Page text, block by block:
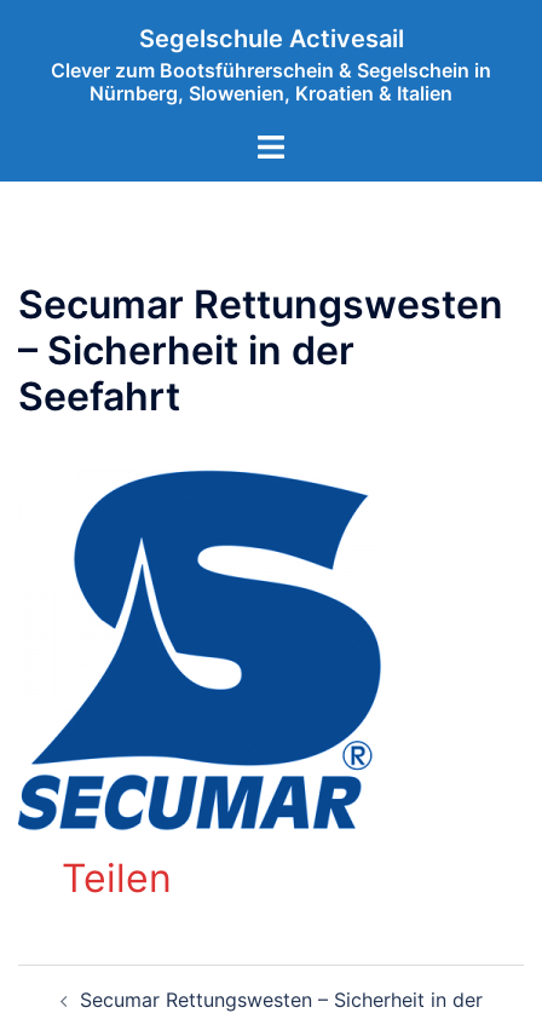
springen
Segelschule Activesail
Clever zum Bootsführerschein & Segelschein in
Nürnberg, Slowenien, Kroatien & Italien
Menü
Secumar Rettungswesten
– Sicherheit in der
Seefahrt
Teilen
Beitragsnavigation
Secumar Rettungswesten – Sicherheit in der